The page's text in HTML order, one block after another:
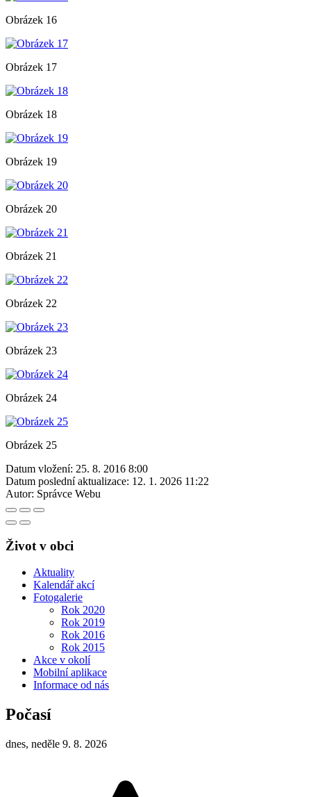
Obrázek 16
Obrázek 17
Obrázek 18
Obrázek 19
Obrázek 20
Obrázek 21
Obrázek 22
Obrázek 23
Obrázek 24
Obrázek 25
Datum vložení: 25. 8. 2016 8:00
Datum poslední aktualizace: 12. 1. 2026 11:22
Autor: Správce Webu
Život v obci
Aktuality
Kalendář akcí
Fotogalerie
Rok 2020
Rok 2019
Rok 2016
Rok 2015
Akce v okolí
Mobilní aplikace
Informace od nás
Počasí
dnes, neděle 9. 8. 2026